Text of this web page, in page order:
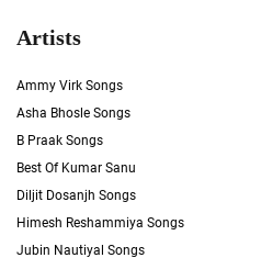
Artists
Ammy Virk Songs
Asha Bhosle Songs
B Praak Songs
Best Of Kumar Sanu
Diljit Dosanjh Songs
Himesh Reshammiya Songs
Jubin Nautiyal Songs